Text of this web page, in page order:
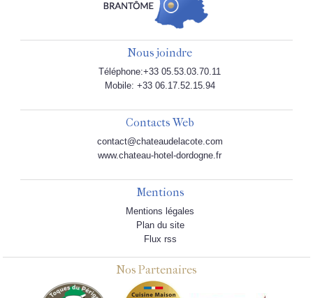
Nous joindre
Téléphone:+33 05.53.03.70.11
Mobile: +33 06.17.52.15.94
Contacts Web
contact@chateaudelacote.com
www.chateau-hotel-dordogne.fr
Mentions
Mentions légales
Plan du site
Flux rss
Nos Partenaires